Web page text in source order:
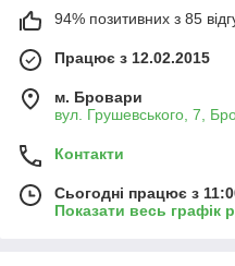
94% позитивних з 85
Працює з 12.02.2015
м. Бровари
вул. Грушевського, 7,
Контакти
Сьогодні працює з
Показати весь графік